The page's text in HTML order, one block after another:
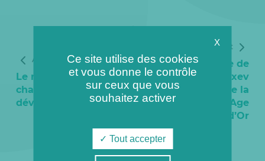
Article précédent
Le réseau de
chaleur d’Auxerre se
développe
Article suivant
AUXERRE : Visite de
la chaufferie Auxev
à l’occasion de la
semaine de l’Age
d’Or
X
Ce site utilise des cookies
et vous donne le contrôle
sur ceux que vous
souhaitez activer
Tout accepter